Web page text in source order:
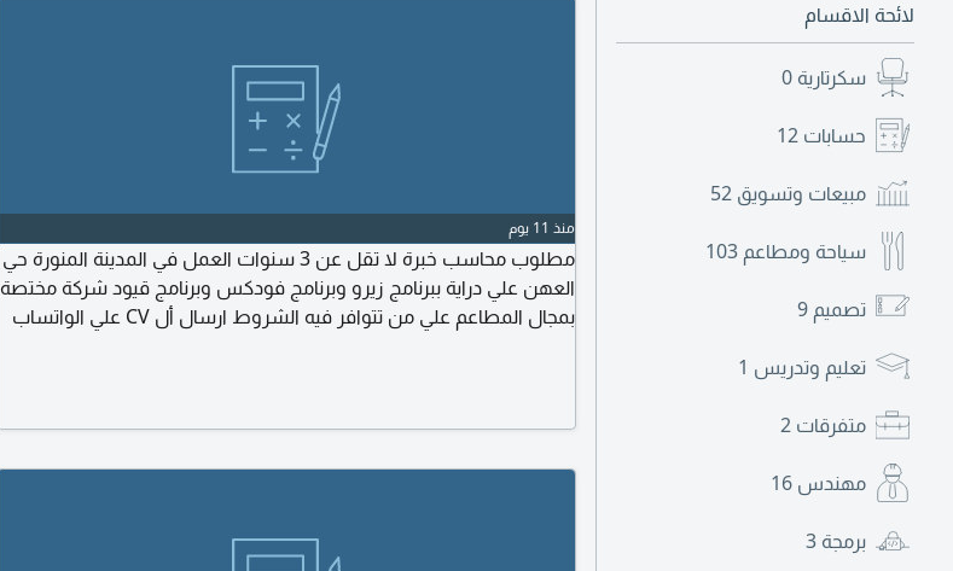
لائحة الاقسام
سكرتارية 0
حسابات 12
مبيعات وتسويق 52
سياحة ومطاعم 103
تصميم 9
تعليم وتدريس 1
متفرقات 2
مهندس 16
برمجة 3
منذ 11 يوم
مطلوب محاسب خبرة لا تقل عن 3 سنوات العمل في المدينة المنورة حي
العهن علي دراية ببرنامج زيرو وبرنامج فودكس وبرنامج قيود شركة مختصة
بمجال المطاعم علي من تتوافر فيه الشروط ارسال أل CV علي الواتساب
فرز المتقدمين